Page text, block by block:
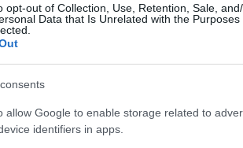
opt-out of Collection, Use, Retention, Sale,
Data that Is Unrelated with the Purposes
allow Google to enable storage related to
identifiers in apps.
hevet deg så mye i år?
Men nå som jeg er ferdig med
å ta hensyn til lenger, så er det
for da jeg gikk på Wang
Der hadde hun Therese